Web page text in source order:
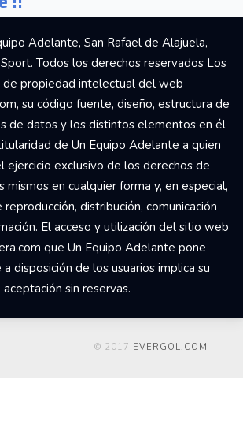
Adelante, San Rafael de Alajuela,
Todos los derechos reservados Los
de propiedad intelectual del web
su código fuente, diseño, estructura de
de datos y los distintos elementos en él
de Un Equipo Adelante a quien
ejercicio exclusivo de los derechos de
en cualquier forma y, en especial,
distribución, comunicación
El acceso y utilización del sitio web
que Un Equipo Adelante pone
disposición de los usuarios implica su
aceptación sin reservas.
© 2017 EVERGOL.COM